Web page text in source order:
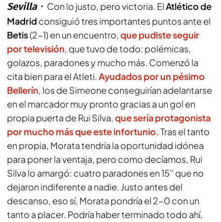
Sevilla Con lo justo, pero victoria. ElAtlético de
Madrid consiguió tres importantes puntos ante el
Betis(2-1) en un encuentro, que pudiste seguir
por televisión, que tuvo de todo: polémicas,
golazos, paradones y mucho más. Comenzó la
cita bien para el Atleti. Ayudados por un pésimo
Bellerín, los de Simeone conseguirían adelantarse
en el marcador muy pronto gracias a un gol en
propia puerta de Rui Silva, que sería protagonista
por mucho más que este infortunio.Tras el tanto
en propia, Morata tendría la oportunidad idónea
para poner la ventaja, pero como decíamos, Rui
Silva lo amargó: cuatro paradones en 15'' que no
dejaron indiferente a nadie. Justo antes del
descanso, eso sí, Morata pondría el 2-0 con un
tanto a placer. Podría haber terminado todo ahí,